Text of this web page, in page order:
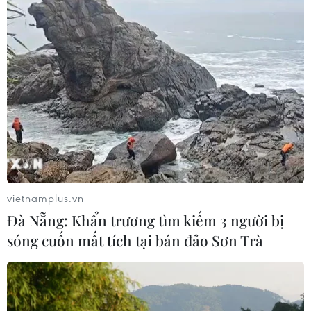
đội
07/08/2026 12:26
Ban đại diện cha mẹ học sinh không
được tự đặt các khoản thu, ép buộc
đóng góp
07/08/2026 10:30
Bộ Giáo dục và Đào tạo công bố
khung thời gian cố định từ năm học
2026-2027
07/08/2026 08:02
Thi lại tại Trường THPT Chuyên
Tuyên Quang: Thay nhân sự làm
vietnamplus.vn
Đà Nẵng: Khẩn trương tìm kiếm 3 người bị
sóng cuốn mất tích tại bán đảo Sơn Trà